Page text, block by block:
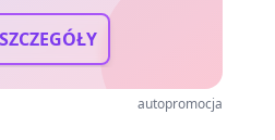
autopromocja